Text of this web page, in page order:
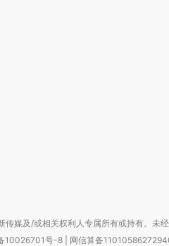
传媒及/或相关权利人专属所有或持有。未
10026701号-8 网信算备